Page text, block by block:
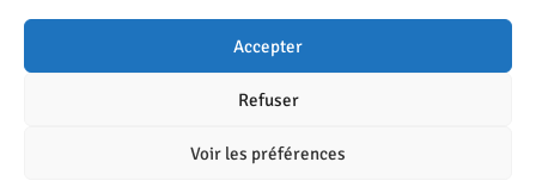
Accepter
Refuser
Voir les préférences
Politique de confidentialité|Plan du site